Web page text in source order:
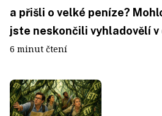
a přišli o velké peníze?
jste neskončili vyhladovělí v
6 minut čtení